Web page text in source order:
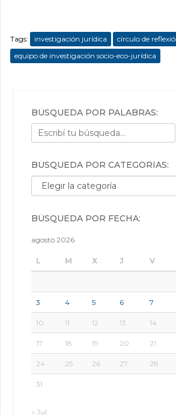
Tags: investigación jurídica
círculo de
equipo de investigación socio-eco-jurídica
BÚSQUEDA POR PALABRAS:
BÚSQUEDA POR CATEGORÍAS:
Búsqueda por categorías:
BÚSQUEDA POR FECHA:
agosto 2026
L M X J V
3 4 5 6 7
10 11 12 13 14
17 18 19 20 21
24 25 26 27 28
31
« Jul